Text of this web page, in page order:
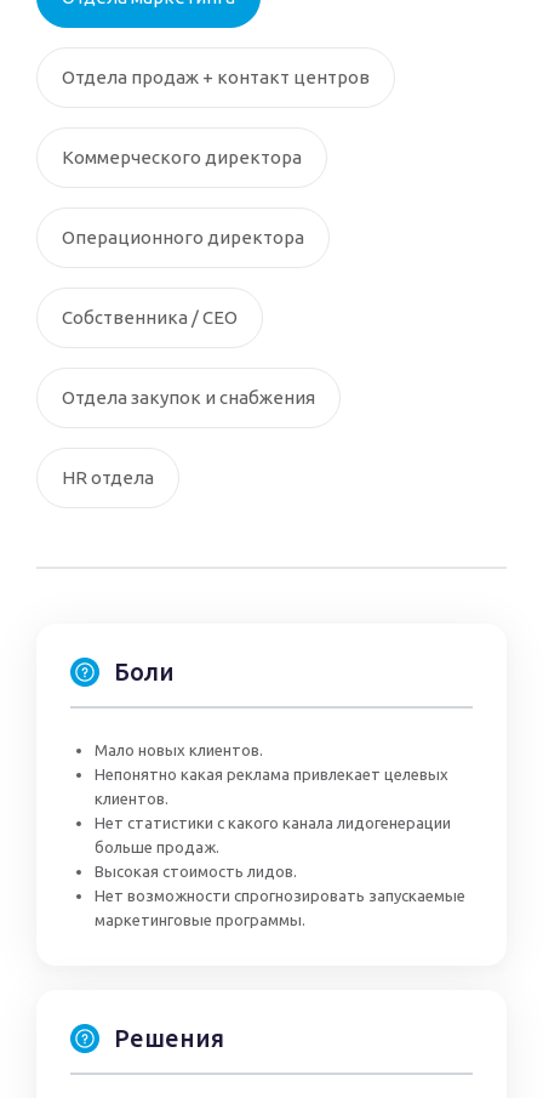
Отдела продаж + контакт центров
Коммерческого директора
Операционного директора
Cобственника / CEO
Отдела закупок и снабжения
HR отдела
Боли
Мало новых клиентов.
Непонятно какая реклама привлекает целевых
клиентов.
Нет статистики с какого канала лидогенерации
больше продаж.
Высокая стоимость лидов.
Нет возможности спрогнозировать запускаемые
маркетинговые программы.
Решения